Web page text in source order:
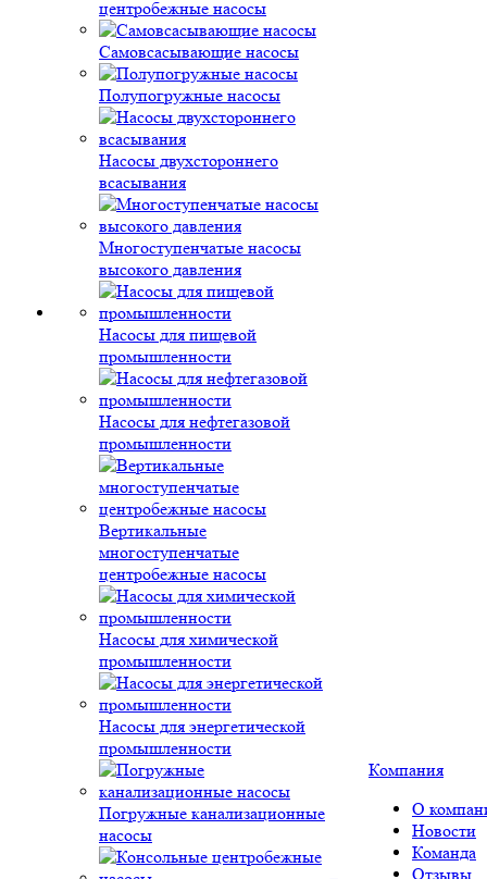
центробежные насосы
Самовсасывающие насосы
Полупогружные насосы
Насосы двухстороннего
всасывания
Многоступенчатые насосы
высокого давления
Насосы для пищевой
промышленности
Насосы для нефтегазовой
промышленности
Вертикальные
многоступенчатые
центробежные насосы
Насосы для химической
промышленности
Насосы для энергетической
промышленности
Погружные канализационные
насосы
Компания
О
Новости
Команда
Отзывы